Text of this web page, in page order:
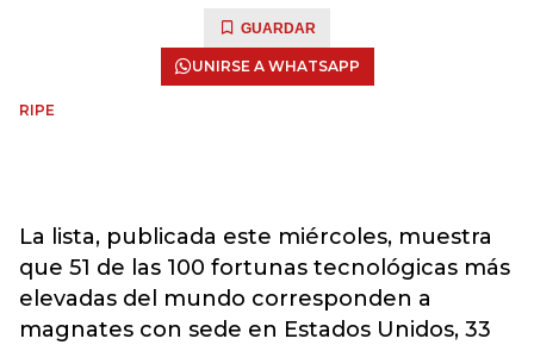
GUARDAR
UNIRSE A WHATSAPP
RIPE
La lista, publicada este miércoles, muestra
que 51 de las 100 fortunas tecnológicas más
elevadas del mundo corresponden a
magnates con sede en Estados Unidos, 33